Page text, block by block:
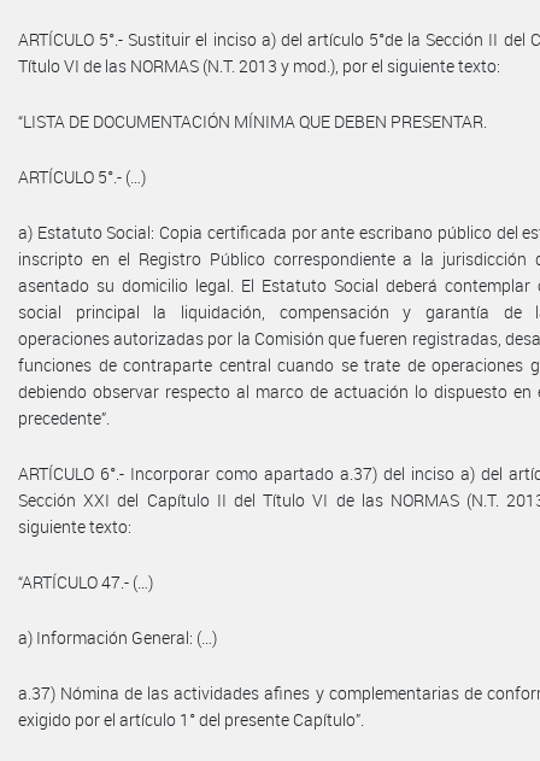
ARTÍCULO 5°.- Sustituir el inciso a) del artículo 5°de la Sección II del
Título VI de las NORMAS (N.T. 2013 y mod.), por el siguiente texto:
“LISTA DE DOCUMENTACIÓN MÍNIMA QUE DEBEN PRESENTAR.
ARTÍCULO 5°.- (…)
a) Estatuto Social: Copia certificada por ante escribano público del
inscripto en el Registro Público correspondiente a la jurisdicción
asentado su domicilio legal. El Estatuto Social deberá contemplar
social principal la liquidación, compensación y garantía de
operaciones autorizadas por la Comisión que fueren registradas,
funciones de contraparte central cuando se trate de operaciones
debiendo observar respecto al marco de actuación lo dispuesto en
precedente”.
ARTÍCULO 6°.- Incorporar como apartado a.37) del inciso a) del
Sección XXI del Capítulo II del Título VI de las NORMAS (N.T.
siguiente texto:
“ARTÍCULO 47.- (…)
a) Información General: (…)
a.37) Nómina de las actividades afines y complementarias de
exigido por el artículo 1° del presente Capítulo”.